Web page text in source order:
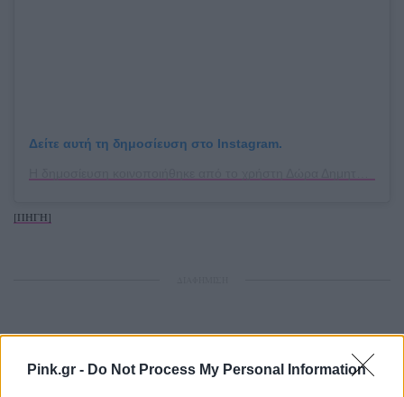
Pink.gr - Do Not Process My Personal Information
Δείτε αυτή τη δημοσίευση στο Instagram.
[ΠΗΓΗ]